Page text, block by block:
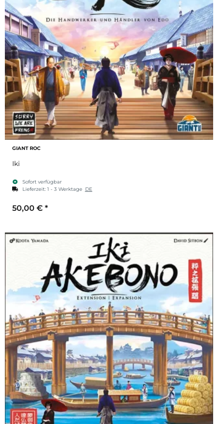
GIANT ROC
Iki
Sofort verfügbar
Lieferzeit: 1 - 3 Werktage DE
50,00 € *